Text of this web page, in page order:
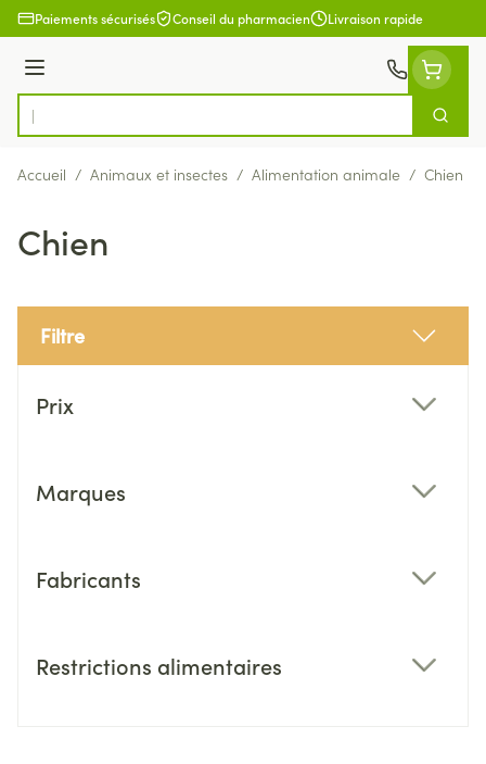
Aller au contenu
Paiements sécurisés Conseil du pharmacien Livraison rapide
Menu
Rechercher
Accueil / Animaux et insectes / Alimentation animale / Chien
Chien
Filtre
Prix
Marques
Fabricants
Restrictions alimentaires